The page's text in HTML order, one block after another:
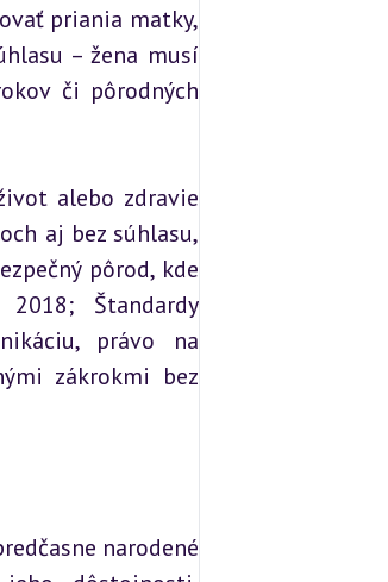
priania matky,
– žena musí
či pôrodných
alebo zdravie
aj bez súhlasu,
pôrod, kde
Štandardy
právo na
zákrokmi bez
narodené